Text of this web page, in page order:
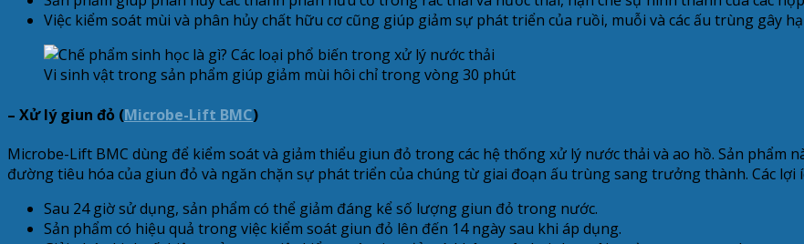
Việc kiểm soát mùi và phân hủy chất hữu cơ cũng giúp giảm sự phát triển của ruồi, muỗi và các ấu trùng gây
Vi sinh vật trong sản phẩm giúp giảm mùi hôi chỉ trong vòng 30 phút
– Xử lý giun đỏ (Microbe-Lift BMC)
Microbe-Lift BMC dùng để kiểm soát và giảm thiểu giun đỏ trong các hệ thống xử lý nước thải và ao hồ. Sản phẩm
đường tiêu hóa của giun đỏ và ngăn chặn sự phát triển của chúng từ giai đoạn ấu trùng sang trưởng thành. Các lợi
Sau 24 giờ sử dụng, sản phẩm có thể giảm đáng kể số lượng giun đỏ trong nước.
Sản phẩm có hiệu quả trong việc kiểm soát giun đỏ lên đến 14 ngày sau khi áp dụng.